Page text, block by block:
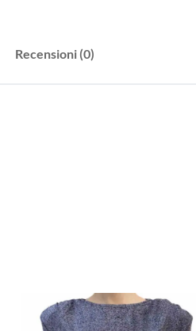
Recensioni (0)